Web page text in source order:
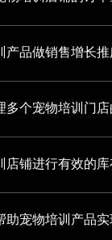
裂变营销功能，通过
式，吸引更多的用户
产品做销售增长
品营销工具、比如优
到店消费。另外，通
量，赢得客户的青睐
多个宠物培训门店
解决方案，包括有赞
程序商城，将助您轻
展，收获更多满意客
店铺进行有效的库
门店管理系统，它可
，包括订单管理、员
助宠物培训产品